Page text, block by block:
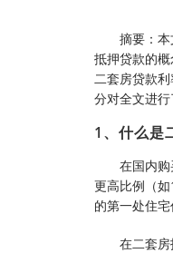
摘要：
抵押贷款的
二套房贷款
分对全文进行
1、什么是
在国内
更高比例（
的第一处住
在二套